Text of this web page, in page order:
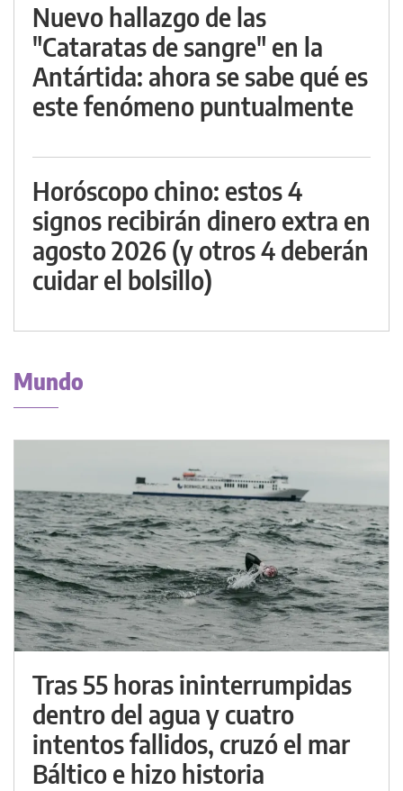
Nuevo hallazgo de las
"Cataratas de sangre" en la
Antártida: ahora se sabe qué es
este fenómeno puntualmente
Horóscopo chino: estos 4
signos recibirán dinero extra en
agosto 2026 (y otros 4 deberán
cuidar el bolsillo)
Mundo
Tras 55 horas ininterrumpidas
dentro del agua y cuatro
intentos fallidos, cruzó el mar
Báltico e hizo historia